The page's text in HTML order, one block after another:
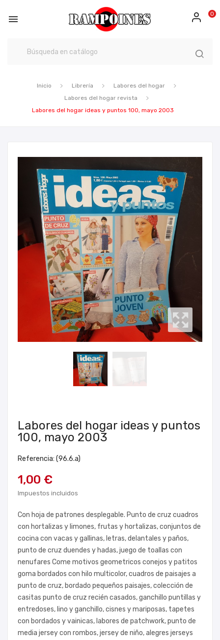
 0
Inicio Librería
Labores del hogar
Labores del hogar revista
Labores del hogar ideas y puntos 100, mayo 2003
Labores del hogar ideas y puntos
100, mayo 2003
Referencia: (96.6.a)
1,00 €
Impuestos incluidos
Con hoja de patrones desplegable. Punto de cruz cuadros
con hortalizas y limones, frutas y hortalizas, conjuntos de
cocina con vacas y gallinas, letras, delantales y paños,
punto de cruz duendes y hadas, juego de toallas con
nenufares Come motivos geometricos conejos y patitos
goma bordados con hilo multicolor, cuadros de paisajes a
punto de cruz, bordado pequeños paisajes, colección de
casitas punto de cruz recién casados, ganchillo puntillas y
entredoses, lino y ganchillo, cisnes y mariposas, tapetes
con bordados y vainicas, labores de patchwork, punto de
media jersey con rombos, jersey de niño, alegres jerseys